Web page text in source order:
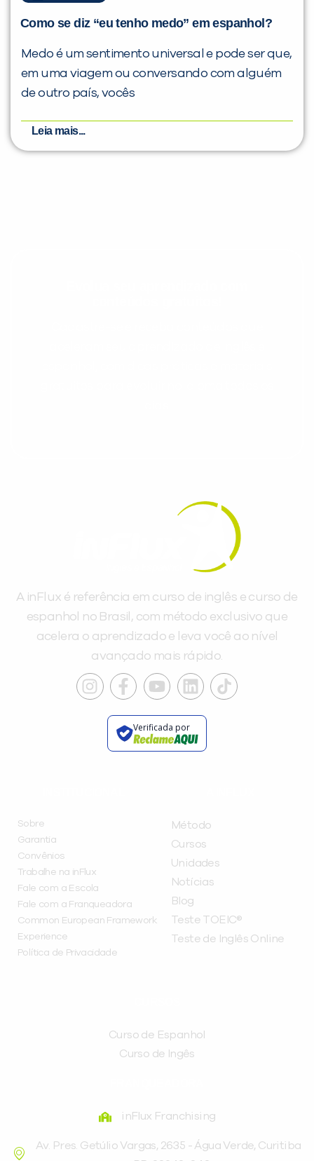
Como se diz “eu tenho medo” em espanhol?
Medo é um sentimento universal e pode ser que,
em uma viagem ou conversando com alguém
de outro país, vocês
Leia mais...
A inFlux é referência em curso de inglês e curso de
espanhol no Brasil, com método exclusivo que
acelera o aprendizado e leva você ao nível
avançado mais rápido.
Verificada por
Sobre
Garantia
Convênios
Trabalhe na inFlux
Fale com a Escola
Fale com a Franqueadora
Common European Framework
Experience
Política de Privacidade
Método
Cursos
Unidades
Notícias
Blog
Teste TOEIC®
Teste de Inglês Online
Curso de Espanhol
Curso de Ingês
inFlux Franchising
Av. Pres. Getúlio Vargas, 2635 - Água Verde, Curitiba